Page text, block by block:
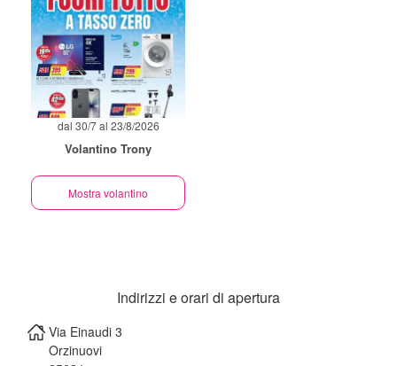
dal 30/7 al 23/8/2026
Volantino Trony
Mostra volantino
Indirizzi e orari di apertura
Via Einaudi 3
Orzinuovi